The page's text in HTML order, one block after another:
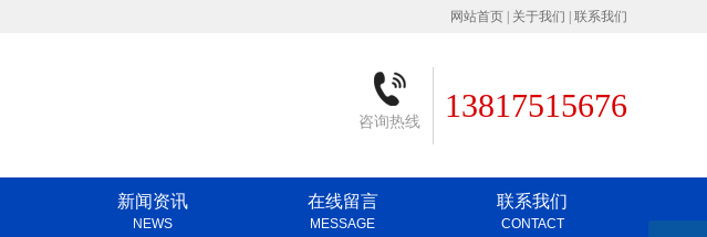
网站首页 关于我们 联系我们
咨询热线 13817515676
新闻资讯
NEWS
在线留言
MESSAGE
联系我们
CONTACT